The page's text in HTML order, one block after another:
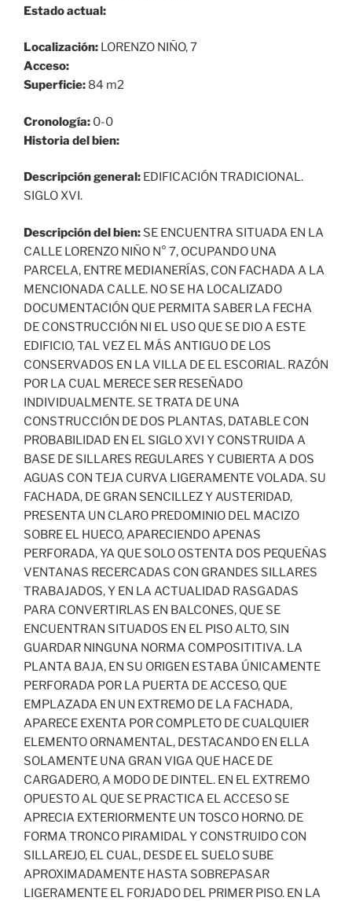
Estado actual:
Localización: LORENZO NIÑO, 7
Acceso:
Superficie: 84 m2
Cronología: 0-0
Historia del bien:
Descripción general: EDIFICACIÓN TRADICIONAL.
SIGLO XVI.
Descripción del bien: SE ENCUENTRA SITUADA EN LA
CALLE LORENZO NIÑO N° 7, OCUPANDO UNA
PARCELA, ENTRE MEDIANERÍAS, CON FACHADA A LA
MENCIONADA CALLE. NO SE HA LOCALIZADO
DOCUMENTACIÓN QUE PERMITA SABER LA FECHA
DE CONSTRUCCIÓN NI EL USO QUE SE DIO A ESTE
EDIFICIO, TAL VEZ EL MÁS ANTIGUO DE LOS
CONSERVADOS EN LA VILLA DE EL ESCORIAL. RAZÓN
POR LA CUAL MERECE SER RESEÑADO
INDIVIDUALMENTE. SE TRATA DE UNA
CONSTRUCCIÓN DE DOS PLANTAS, DATABLE CON
PROBABILIDAD EN EL SIGLO XVI Y CONSTRUIDA A
BASE DE SILLARES REGULARES Y CUBIERTA A DOS
AGUAS CON TEJA CURVA LIGERAMENTE VOLADA. SU
FACHADA, DE GRAN SENCILLEZ Y AUSTERIDAD,
PRESENTA UN CLARO PREDOMINIO DEL MACIZO
SOBRE EL HUECO, APARECIENDO APENAS
PERFORADA, YA QUE SOLO OSTENTA DOS PEQUEÑAS
VENTANAS RECERCADAS CON GRANDES SILLARES
TRABAJADOS, Y EN LA ACTUALIDAD RASGADAS
PARA CONVERTIRLAS EN BALCONES, QUE SE
ENCUENTRAN SITUADOS EN EL PISO ALTO, SIN
GUARDAR NINGUNA NORMA COMPOSITITIVA. LA
PLANTA BAJA, EN SU ORIGEN ESTABA ÚNICAMENTE
PERFORADA POR LA PUERTA DE ACCESO, QUE
EMPLAZADA EN UN EXTREMO DE LA FACHADA,
APARECE EXENTA POR COMPLETO DE CUALQUIER
ELEMENTO ORNAMENTAL, DESTACANDO EN ELLA
SOLAMENTE UNA GRAN VIGA QUE HACE DE
CARGADERO, A MODO DE DINTEL. EN EL EXTREMO
OPUESTO AL QUE SE PRACTICA EL ACCESO SE
APRECIA EXTERIORMENTE UN TOSCO HORNO. DE
FORMA TRONCO PIRAMIDAL Y CONSTRUIDO CON
SILLAREJO, EL CUAL, DESDE EL SUELO SUBE
APROXIMADAMENTE HASTA SOBREPASAR
LIGERAMENTE EL FORJADO DEL PRIMER PISO. EN LA